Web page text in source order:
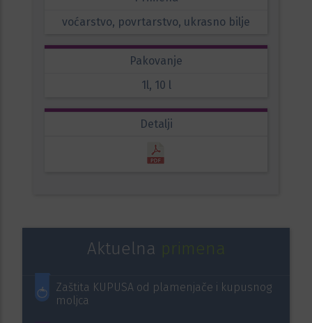
voćarstvo, povrtarstvo, ukrasno bilje
Pakovanje
1l, 10 l
Detalji
Aktuelna
Zaštita KUPUSA od plamenjače i kupusnog
moljca